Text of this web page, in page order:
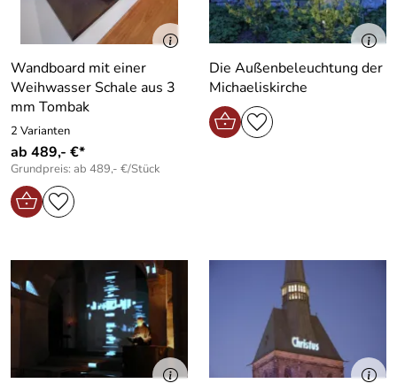
Wandboard mit einer
Weihwasser Schale aus 3
mm Tombak
2 Varianten
ab 489,- €*
Grundpreis: ab 489,- €/Stück
Die Außenbeleuchtung der
Michaeliskirche